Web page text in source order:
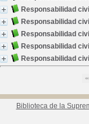
Responsabilidad civil
Responsabilidad civil
Responsabilidad civil
Responsabilidad civil
Responsabilidad
Biblioteca de la